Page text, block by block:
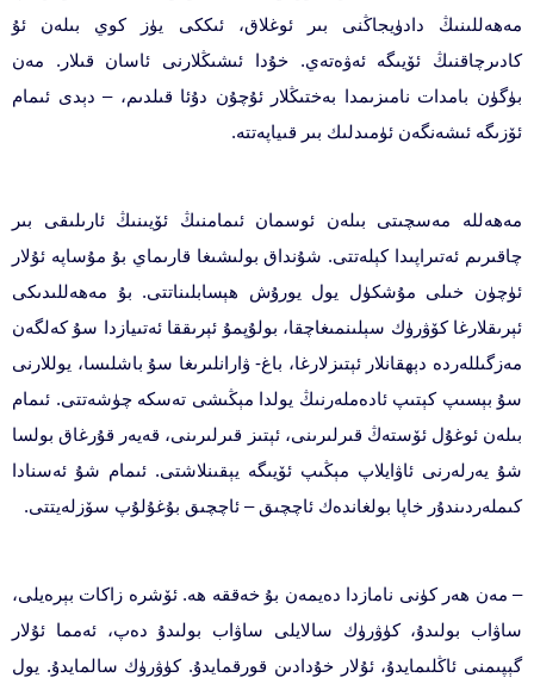
مەھەللىنىڭ دادۈيجاڭنى بىر ئوغلاق، ئىككى يۈز كوي بىلەن ئۇ
كادىرچاقنىڭ ئۆيىگە ئەۋەتەي. خۇدا ئىشىڭلارنى ئاسان قىلار. مەن
بۈگۈن بامدات نامىزىمدا بەختىڭلار ئۇچۇن دۇئا قىلدىم، – دېدى ئىمام
ئۆزىگە ئىشەنگەن ئۈمىدلىك بىر قىياپەتتە.
مەھەللە مەسچىتى بىلەن ئوسمان ئىمامنىڭ ئۆيىنىڭ ئارىلىقى بىر
چاقىرىم ئەتىراپىدا كېلەتتى. شۇنداق بولىشىغا قارىماي بۇ مۇساپە ئۇلار
ئۈچۈن خىلى مۇشكۈل يول يورۇش ھېسابلىناتتى. بۇ مەھەللىدىكى
ئېرىقلارغا كۆۋرۈك سېلىنمىغاچقا، بولۇپمۇ ئېرىققا ئەتىيازدا سۇ كەلگەن
مەزگىللەردە دېھقانلار ئېتىزلارغا، باغ- ۋارانلىرىغا سۇ باشلىسا، يوللارنى
سۇ بېسىپ كېتىپ ئادەملەرنىڭ يولدا مېڭىشى تەسكە چۈشەتتى. ئىمام
بىلەن ئوغۇل ئۆستەڭ قىرلىرىنى، ئېتىز قىرلىرىنى، قەيەر قۇرغاق بولسا
شۇ يەرلەرنى ئاۋايلاپ مېڭىپ ئۆيىگە يېقىنلاشتى. ئىمام شۇ ئەسنادا
كىملەردىندۇر خاپا بولغاندەك ئاچچىق – ئاچچىق بۇغۇلۇپ سۆزلەيتتى.
– مەن ھەر كۈنى نامازدا دەيمەن بۇ خەققە ھە. ئۆشرە زاكات بېرەيلى،
ساۋاب بولىدۇ، كۈۋرۈك سالايلى ساۋاب بولىدۇ دەپ، ئەمما ئۇلار
گېپىمنى ئاڭلىمايدۇ، ئۇلار خۇدادىن قورقمايدۇ. كۈۋرۈك سالمايدۇ. يول